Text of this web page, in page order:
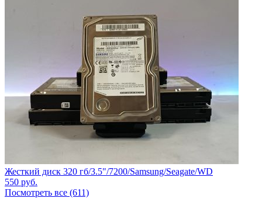
Жесткий диск 320 гб/3.5"/7200/Samsung/Seagate/WD
550 руб.
Посмотреть все (611)